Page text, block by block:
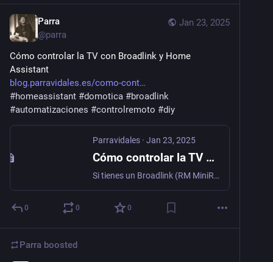
Jan 23, 2025
Parra
@parra
Cómo controlar la TV con Broadlink y Home
Assistant
blog.parravidales.es/como-cont
#homeassistant #domotica #broadlink
#automatizaciones #controlremoto #diy
Parravidales · Jan 23, 2025
Cómo controlar la TV con Broadlink y Home Assistant
Si tienes un Broadlink (RM MiniR3, R4...) y Home Assistant, puedes controlar fácilmente cualquier aparato por infrarrojos que tengas en casa como, por ejemplo, cualquier TV, por vieja que sea. Te enseño cómo en esta entrada.
0 0 0
Parra boosted